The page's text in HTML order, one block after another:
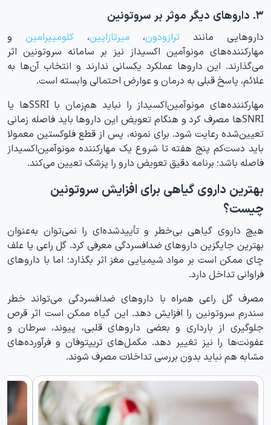
۳. داروهای دیگر موثر بر سروتونین
داروهایی مانند ترازودون، میرتازاپین،کلومیپرامین و
مهارکننده‌های مونوآمین اکسیداز نیز بر سامانه سروتونین اثر
می‌گذارند. این داروها عملکرد یکسانی ندارند و انتخاب آن‌ها به
علائم، پاسخ قبلی به درمان و عوارض احتمالی وابسته است.
مهارکننده‌های مونوآمین‌اکسیداز را نباید هم‌زمان با SSRIها یا
SNRIها مصرف کرد و هنگام تعویض این داروها باید فاصله زمانی
تعیین‌شده رعایت شود. برای نمونه، پس از قطع فلوکستین معمولا
باید دست‌کم پنج هفته تا شروع یک مهارکننده مونوآمین‌اکسیداز
فاصله باشد؛ برنامه دقیق تعویض دارو را پزشک تعیین می‌کند.
بهترین داروی گیاهی برای افزایش سروتونین
چیست؟
هیچ داروی گیاهی بی‌خطر و تأییدشده‌ای را نمی‌توان به‌عنوان
بهترین جایگزین داروهای ضدافسردگی معرفی کرد. گل راعی یا علف
چای ممکن است بر مواد شیمیایی مغز اثر بگذارد؛ اما با داروهای
فراوانی تداخل دارد.
مصرف گل راعی همراه با داروهای ضدافسردگی می‌تواند خطر
سندرم سروتونین را افزایش دهد. این گیاه ممکن است اثر قرص
جلوگیری از بارداری و بعضی داروهای قلبی، پیوند، سرطان و
عفونت‌ها را نیز تغییر دهد. مکمل‌های تریپتوفان و فرآورده‌های
مشابه هم نباید بدون بررسی تداخلات مصرف شوند.